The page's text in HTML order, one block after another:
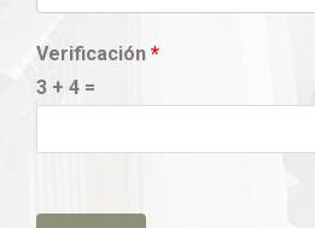
Verificación *
3 + 4 =